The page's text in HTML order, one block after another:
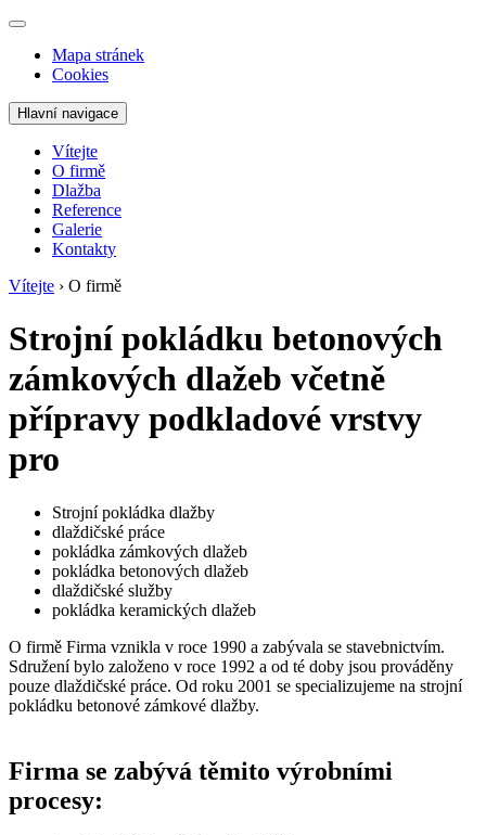
Mapa stránek
Cookies
Hlavní navigace
Vítejte
O firmě
Dlažba
Reference
Galerie
Kontakty
Vítejte › O firmě
Strojní pokládku betonových
zámkových dlažeb včetně
přípravy podkladové vrstvy
pro
Strojní pokládka dlažby
dlaždičské práce
pokládka zámkových dlažeb
pokládka betonových dlažeb
dlaždičské služby
pokládka keramických dlažeb
O firmě Firma vznikla v roce 1990 a zabývala se stavebnictvím.
Sdružení bylo založeno v roce 1992 a od té doby jsou prováděny
pouze dlaždičské práce. Od roku 2001 se specializujeme na strojní
pokládku betonové zámkové dlažby.
Firma se zabývá těmito výrobními
procesy: